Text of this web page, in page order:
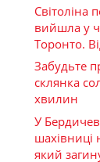
Світоліна
вийшла у
Торонто.
Забудьте
склянка
хвилин
У
шахівниці
який